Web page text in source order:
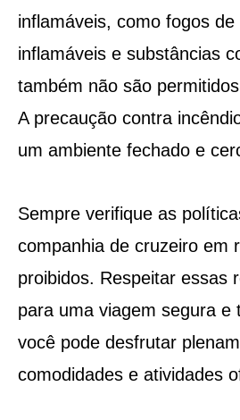
inflamáveis, como fogos
inflamáveis e substâncias
também não são
A precaução contra
um ambiente fechado e
Sempre verifique as
companhia de cruzeiro em
proibidos. Respeitar essas
para uma viagem segura e
você pode desfrutar
comodidades e atividades